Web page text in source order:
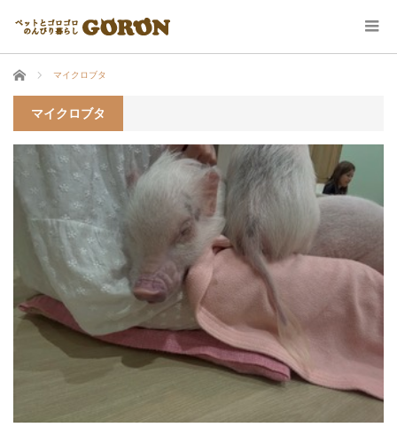
ホーム マイクロブタ
マイクロブタ